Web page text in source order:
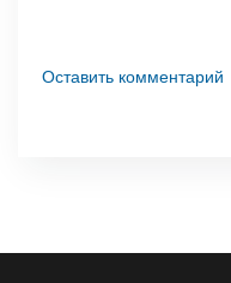
Оставить комментарий